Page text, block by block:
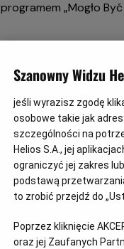
z programem
pełen świetnego
Helios.
Szanowny Widzu
jeśli wyrazisz zgodę
osobowe takie jak
szczególności na
Helios S.A., jej
ograniczyć jej zakres
podstawą
to zrobić przejdź do
Poprzez kliknięcie
oraz jej Zaufanych